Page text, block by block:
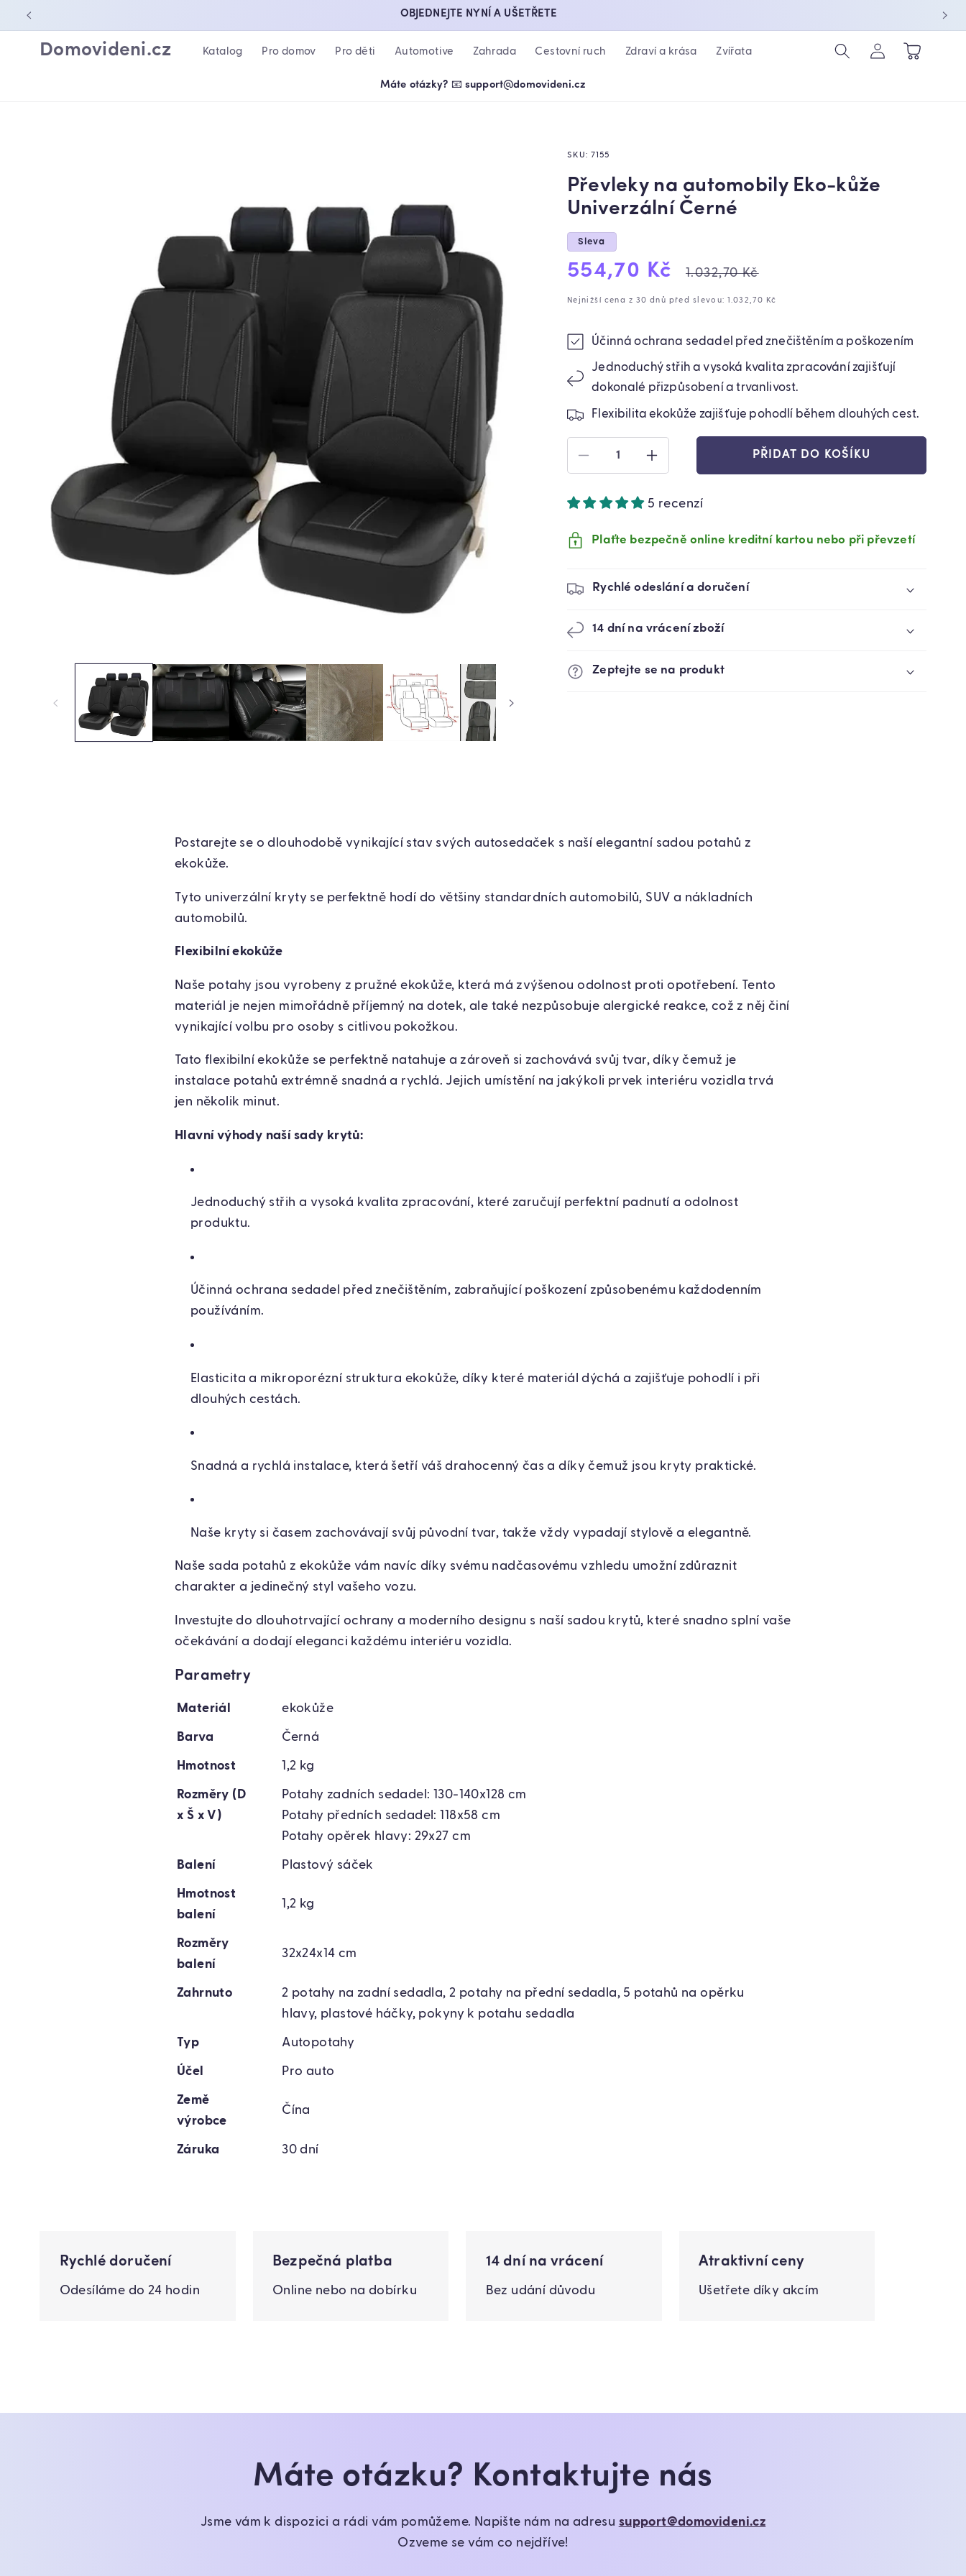
PŘEJÍT K
OBJEDNEJTE NYNÍ A UŠETŘETE
Domovideni.cz Katalog Pro domov Pro děti Automotive Zahrada Cestovní ruch Zdraví a krása Zvířata
Přihlásit
Košík
Máte otázky? 📧 support@domovideni.cz
SKU: 7155
Převleky na automobily Eko-kůže
Univerzální Černé
Sleva
Výprodejová
cena
554,70 Kč
Běžná
cena
1.032,70 Kč
Nejnižší cena z 30 dnů před slevou: 1.032,70 Kč
Účinná ochrana sedadel před znečištěním a poškozením
Jednoduchý střih a vysoká kvalita zpracování zajišťují
dokonalé přizpůsobení a trvanlivost.
Flexibilita ekokůže zajišťuje pohodlí během dlouhých cest.
SNÍŽIT
MNOŽSTVÍ
PŘEVLEKY
AUTOMOBILY
EKO-
ČERNÉ
ZVÝŠIT
MNOŽSTVÍ
PŘEVLEKY
AUTOMOBILY
EKO-
ČERNÉ
PŘIDAT DO KOŠÍKU
5 recenzí
Plaťte bezpečně online kreditní kartou nebo při převzetí
Rychlé odeslání a doručení
14 dní na vrácení zboží
Zeptejte se na produkt
Postarejte se o dlouhodobě vynikající stav svých autosedaček s naší elegantní sadou potahů z
ekokůže.
Tyto univerzální kryty se perfektně hodí do většiny standardních automobilů, SUV a nákladních
automobilů.
Flexibilní ekokůže
Naše potahy jsou vyrobeny z pružné ekokůže, která má zvýšenou odolnost proti opotřebení. Tento
materiál je nejen mimořádně příjemný na dotek, ale také nezpůsobuje alergické reakce, což z něj činí
vynikající volbu pro osoby s citlivou pokožkou.
Tato flexibilní ekokůže se perfektně natahuje a zároveň si zachovává svůj tvar, díky čemuž je
instalace potahů extrémně snadná a rychlá. Jejich umístění na jakýkoli prvek interiéru vozidla trvá
jen několik minut.
Hlavní výhody naší sady krytů:
Jednoduchý střih a vysoká kvalita zpracování, které zaručují perfektní padnutí a odolnost
produktu.
Účinná ochrana sedadel před znečištěním, zabraňující poškození způsobenému každodenním
používáním.
Elasticita a mikroporézní struktura ekokůže, díky které materiál dýchá a zajišťuje pohodlí i při
dlouhých cestách.
Snadná a rychlá instalace, která šetří váš drahocenný čas a díky čemuž jsou kryty praktické.
Naše kryty si časem zachovávají svůj původní tvar, takže vždy vypadají stylově a elegantně.
Naše sada potahů z ekokůže vám navíc díky svému nadčasovému vzhledu umožní zdůraznit
charakter a jedinečný styl vašeho vozu.
Investujte do dlouhotrvající ochrany a moderního designu s naší sadou krytů, které snadno splní vaše
očekávání a dodají eleganci každému interiéru vozidla.
Parametry
Materiál ekokůže
Barva Černá
Hmotnost 1,2 kg
Rozměry (D
x Š x V)
Potahy zadních sedadel: 130-140x128 cm
Potahy předních sedadel: 118x58 cm
Potahy opěrek hlavy: 29x27 cm
Balení Plastový sáček
Hmotnost
balení
1,2 kg
Rozměry
balení
32x24x14 cm
Zahrnuto
2 potahy na zadní sedadla, 2 potahy na přední sedadla, 5 potahů na opěrku
hlavy, plastové háčky, pokyny k potahu sedadla
Typ Autopotahy
Účel Pro auto
Země
výrobce
Čína
Záruka 30 dní
Rychlé doručení
Odesíláme do 24 hodin
Bezpečná platba
Online nebo na dobírku
14 dní na vrácení
Bez udání důvodu
Atraktivní ceny
Ušetřete díky akcím
Máte otázku? Kontaktujte nás
Jsme vám k dispozici a rádi vám pomůžeme. Napište nám na adresu support@domovideni.cz
Ozveme se vám co nejdříve!